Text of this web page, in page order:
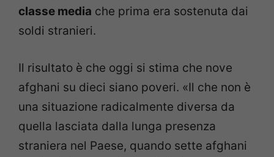
classe media che prima era sostenuta dai
soldi stranieri.
Il risultato è che oggi si stima che nove
afghani su dieci siano poveri. «Il che non è
una situazione radicalmente diversa da
quella lasciata dalla lunga presenza
straniera nel Paese, quando sette afghani